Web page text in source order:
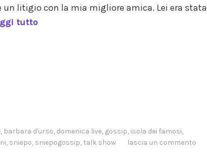
un litigio con la mia migliore amica. Lei era stata
tutto
, barbara d'urso, domenica live, gossip, isola dei famosi,
, sniepo, sniepogossip, talk show lascia un commento